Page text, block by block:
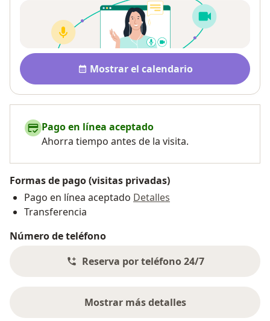
Disponibilidad
Mostrar el calendario
Pago en línea aceptado
Ahorra tiempo antes de la visita.
Formas de pago (visitas privadas)
Pago en línea aceptado Detalles
Transferencia
Número de teléfono
Reserva por teléfono 24/7
Mostrar más detalles
sobre la dirección